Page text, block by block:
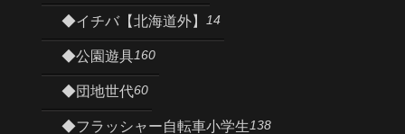
◆イチバ【北海道外】 14
◆公園遊具160
◆団地世代60
◆フラッシャー自転車小学生138